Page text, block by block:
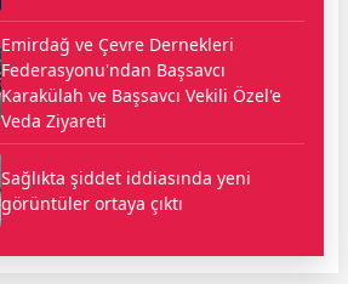
Emirdağ ve Çevre Dernekleri
Federasyonu'ndan Başsavcı
Karakülah ve Başsavcı Vekili Özel'e
Veda Ziyareti
Sağlıkta şiddet iddiasında yeni
görüntüler ortaya çıktı